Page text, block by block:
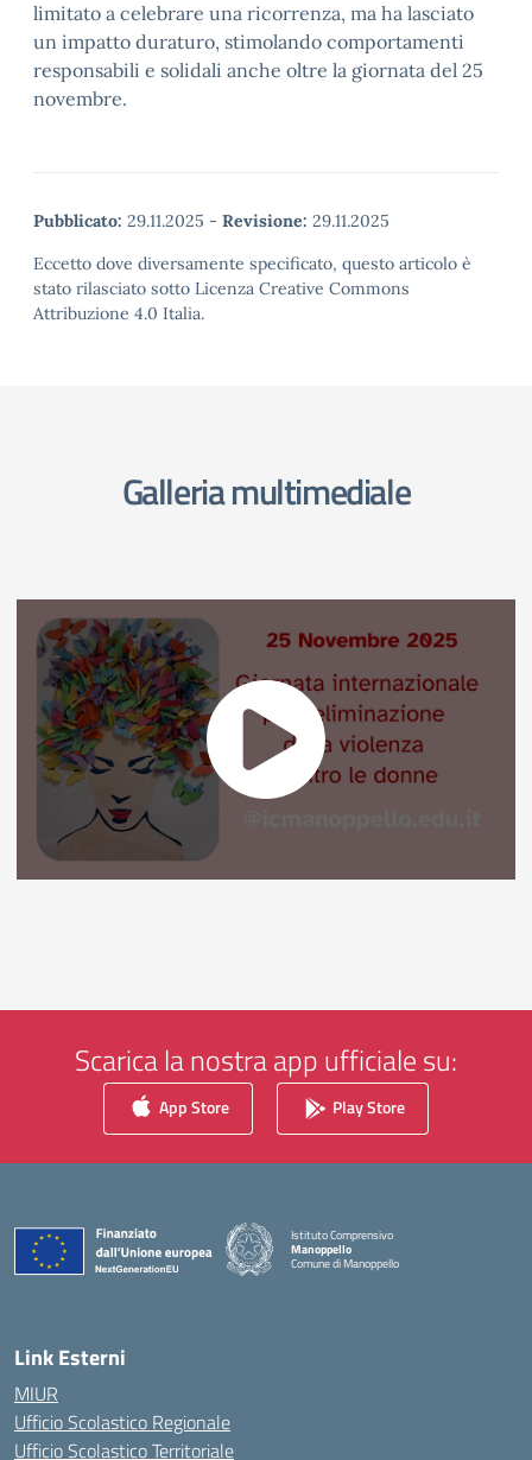
limitato a celebrare una ricorrenza, ma ha lasciato
un impatto duraturo, stimolando comportamenti
responsabili e solidali anche oltre la giornata del 25
novembre.
Pubblicato: 29.11.2025 - Revisione: 29.11.2025
Eccetto dove diversamente specificato, questo articolo è
stato rilasciato sotto Licenza Creative Commons
Attribuzione 4.0 Italia.
Galleria multimediale
Scarica la nostra app ufficiale su:
App Store Play Store
Istituto Comprensivo
Manoppello
Comune di Manoppello
Link Esterni
MIUR
Ufficio Scolastico Regionale
Ufficio Scolastico Territoriale